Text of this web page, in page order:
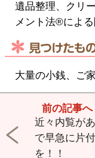
遺品整理、クリ
メント法®によ
大量の小銭、ご
近々内覧が
で早急に片
を！！